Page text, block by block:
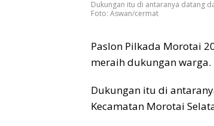
Dukungan itu di antaranya datang
Foto: Aswan/cermat
Paslon Pilkada Morotai
meraih dukungan warga.
Dukungan itu di
Kecamatan Morotai